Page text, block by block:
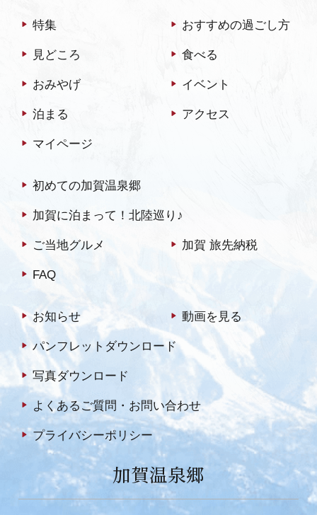
特集 おすすめの過ごし方
見どころ 食べる
おみやげ イベント
泊まる アクセス
マイページ
初めての加賀温泉郷
加賀に泊まって！北陸巡り♪
ご当地グルメ 加賀 旅先納税
FAQ
お知らせ 動画を見る
パンフレットダウンロード
写真ダウンロード
よくあるご質問・お問い合わせ
プライバシーポリシー
加賀温泉郷